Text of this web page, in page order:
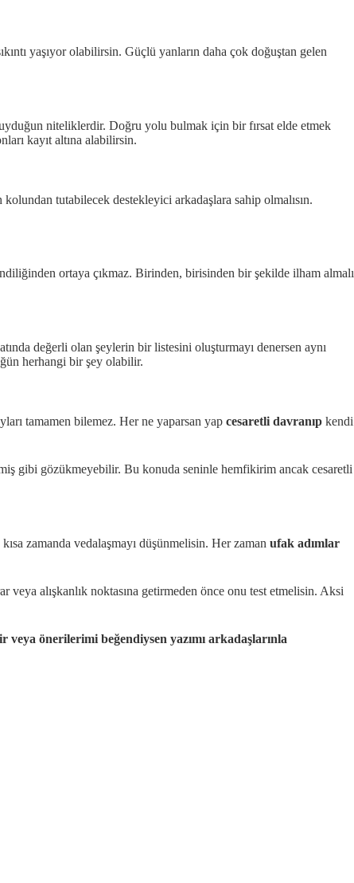
yaşıyor olabilirsin. Güçlü yanların daha çok doğuştan gelen
niteliklerdir. Doğru yolu bulmak için bir fırsat elde etmek
kayıt altına alabilirsin.
tutabilecek destekleyici arkadaşlara sahip olmalısın.
ortaya çıkmaz. Birinden, birisinden bir şekilde ilham almalı
değerli olan şeylerin bir listesini oluşturmayı denersen aynı
herhangi bir şey olabilir.
tamamen bilemez. Her ne yaparsan yap cesaretli davranıp kendi
gibi gözükmeyebilir. Bu konuda seninle hemfikirim ancak cesaretli
zamanda vedalaşmayı düşünmelisin. Her zaman ufak adımlar
veya alışkanlık noktasına getirmeden önce onu test etmelisin. Aksi
önerilerimi beğendiysen yazımı arkadaşlarınla